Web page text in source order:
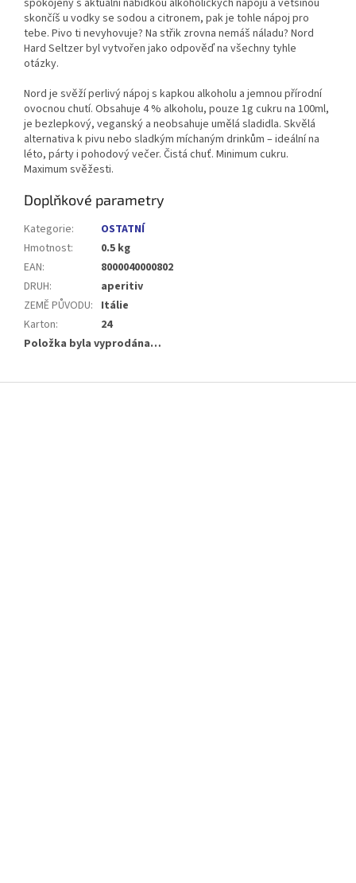
spokojený s aktuální nabídkou alkoholických nápojů a většinou
skončíš u vodky se sodou a citronem, pak je tohle nápoj pro
tebe. Pivo ti nevyhovuje? Na střik zrovna nemáš náladu? Nord
Hard Seltzer byl vytvořen jako odpověď na všechny tyhle
otázky.
Nord je svěží perlivý nápoj s kapkou alkoholu a jemnou přírodní
ovocnou chutí. Obsahuje 4 % alkoholu, pouze 1g cukru na 100ml,
je bezlepkový, veganský a neobsahuje umělá sladidla. Skvělá
alternativa k pivu nebo sladkým míchaným drinkům – ideální na
léto, párty i pohodový večer. Čistá chuť. Minimum cukru.
Maximum svěžesti.
Doplňkové parametry
Kategorie:
OSTATNÍ
Hmotnost:
0.5 kg
EAN:
8000040000802
DRUH:
aperitiv
ZEMĚ PŮVODU: Itálie
Karton:
24
Položka byla vyprodána…